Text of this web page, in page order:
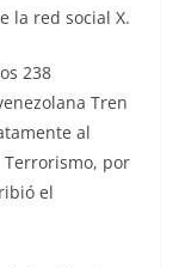
la red social X.
238
Tren
al
Terrorismo, por
el